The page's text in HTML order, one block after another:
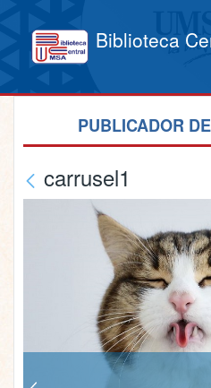
Biblioteca
PUBLICADOR
carrusel1